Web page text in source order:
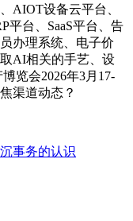
AIOT设备云平台、
平台、SaaS平台、告
办理系统、电子价
AI相关的手艺、设
览会2026年3月17-
渠道动态？
事务的认识